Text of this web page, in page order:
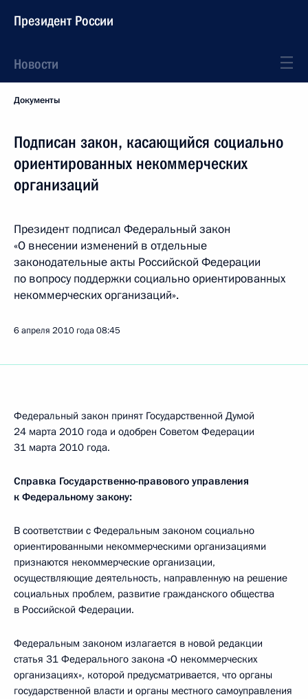
Президент России
Новости
Документы
Подписан закон, касающийся социально
ориентированных некоммерческих
организаций
Президент подписал Федеральный закон
«О внесении изменений в отдельные
законодательные акты Российской Федерации
по вопросу поддержки социально ориентированных
некоммерческих организаций».
6 апреля 2010 года08:45
Федеральный закон принят Государственной Думой
24 марта 2010 года и одобрен Советом Федерации
31 марта 2010 года.
Справка Государственно-правового управления
к Федеральному закону:
В соответствии с Федеральным законом социально
ориентированными некоммерческими организациями
признаются некоммерческие организации,
осуществляющие деятельность, направленную на решение
социальных проблем, развитие гражданского общества
в Российской Федерации.
Федеральным законом излагается в новой редакции
статья 31 Федерального закона «О некоммерческих
организациях», которой предусматривается, что органы
государственной власти и органы местного самоуправления